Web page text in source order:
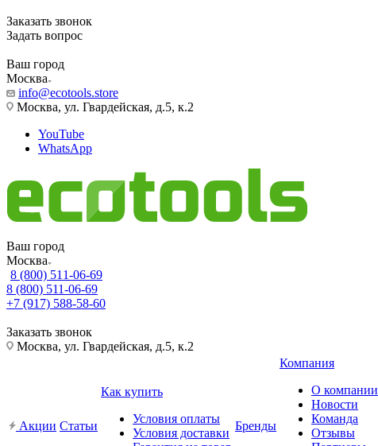
Заказать звонок
Задать вопрос
Ваш город
Москва
info@ecotools.store
Москва, ул. Гвардейская, д.5, к.2
YouTube
WhatsApp
Ваш город
Москва
8 (800) 511-06-69
8 (800) 511-06-69
+7 (917) 588-58-60
Заказать звонок
Москва, ул. Гвардейская, д.5, к.2
Акции Статьи
Как купить
Условия оплаты
Условия доставки
Бренды
Компания
О компании
Новости
Команда
Отзывы